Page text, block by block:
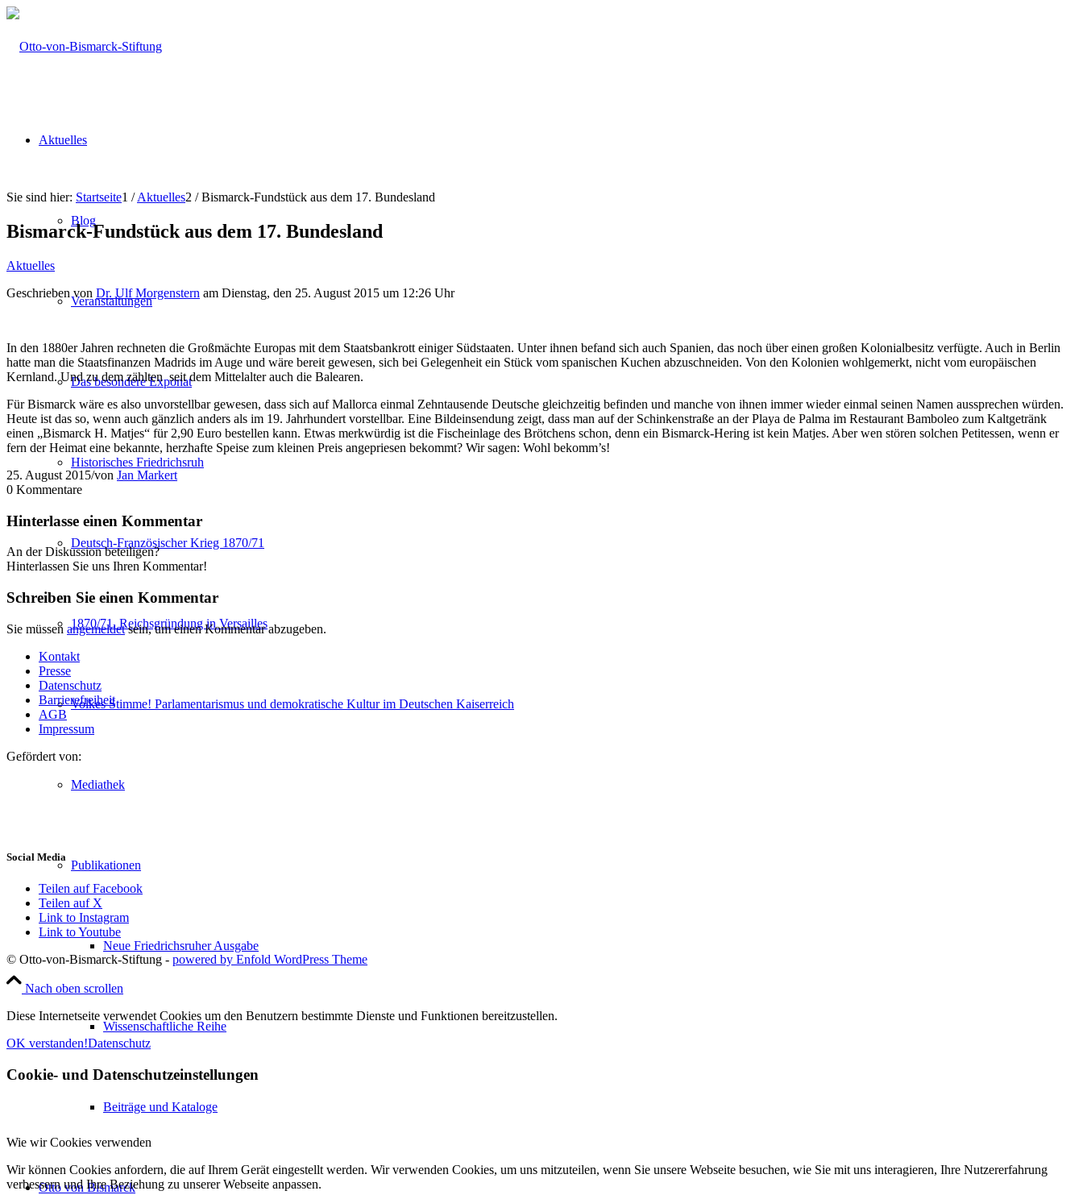
Aktuelles
Blog
Veranstaltungen
Das besondere Exponat
Historisches Friedrichsruh
Deutsch-Französischer Krieg 1870/71
1870/71. Reichsgründung in Versailles
Volkes Stimme! Parlamentarismus und demokratische Kultur im Deutschen Kaiserreich
Mediathek
Publikationen
Neue Friedrichsruher Ausgabe
Wissenschaftliche Reihe
Beiträge und Kataloge
Otto von Bismarck
Sie sind hier: Startseite1 / Aktuelles2 / Bismarck-Fundstück aus dem 17. Bundesland
Bismarck-Fundstück aus dem 17. Bundesland
Aktuelles
Geschrieben von Dr. Ulf Morgenstern am Dienstag, den 25. August 2015 um 12:26 Uhr
In den 1880er Jahren rechneten die Großmächte Europas mit dem Staatsbankrott einiger Südstaaten. Unter ihnen befand sich auch Spanien, das noch über einen großen Kolonialbesitz verfügte. Auch in Berlin
hatte man die Staatsfinanzen Madrids im Auge und wäre bereit gewesen, sich bei Gelegenheit ein Stück vom spanischen Kuchen abzuschneiden. Von den Kolonien wohlgemerkt, nicht vom europäischen
Kernland. Und zu dem zählten seit dem Mittelalter auch die Balearen.
Für Bismarck wäre es also unvorstellbar gewesen, dass sich auf Mallorca einmal Zehntausende Deutsche gleichzeitig befinden und manche von ihnen immer wieder einmal seinen Namen aussprechen würden.
Heute ist das so, wenn auch gänzlich anders als im 19. Jahrhundert vorstellbar. Eine Bildeinsendung zeigt, dass man auf der Schinkenstraße an der Playa de Palma im Restaurant Bamboleo zum Kaltgetränk
einen „Bismarck H. Matjes“ für 2,90 Euro bestellen kann. Etwas merkwürdig ist die Fischeinlage des Brötchens schon, denn ein Bismarck-Hering ist kein Matjes. Aber wen stören solchen Petitessen, wenn er
fern der Heimat eine bekannte, herzhafte Speise zum kleinen Preis angepriesen bekommt? Wir sagen: Wohl bekomm’s!
25. August 2015/von Jan Markert
0 Kommentare
Hinterlasse einen Kommentar
An der Diskussion beteiligen?
Hinterlassen Sie uns Ihren Kommentar!
Schreiben Sie einen Kommentar
Sie müssen angemeldetsein, um einen Kommentar abzugeben.
Kontakt
Presse
Datenschutz
Barrierefreiheit
AGB
Impressum
Gefördert von:
Social Media
Teilen auf Facebook
Teilen auf X
Link to Instagram
Link to Youtube
© Otto-von-Bismarck-Stiftung - powered by Enfold WordPress Theme
Nach oben scrollen
Diese Internetseite verwendet Cookies um den Benutzern bestimmte Dienste und Funktionen bereitzustellen.
OK verstanden!Datenschutz
Cookie- und Datenschutzeinstellungen
Wie wir Cookies verwenden
Wir können Cookies anfordern, die auf Ihrem Gerät eingestellt werden. Wir verwenden Cookies, um uns mitzuteilen, wenn Sie unsere Webseite besuchen, wie Sie mit uns interagieren, Ihre Nutzererfahrung
verbessern und Ihre Beziehung zu unserer Webseite anpassen.